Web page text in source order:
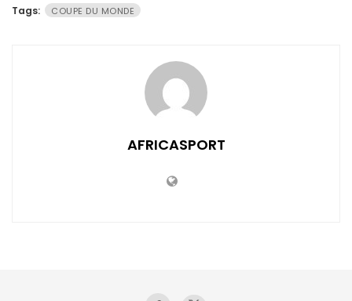
Tags: COUPE DU MONDE
AFRICASPORT